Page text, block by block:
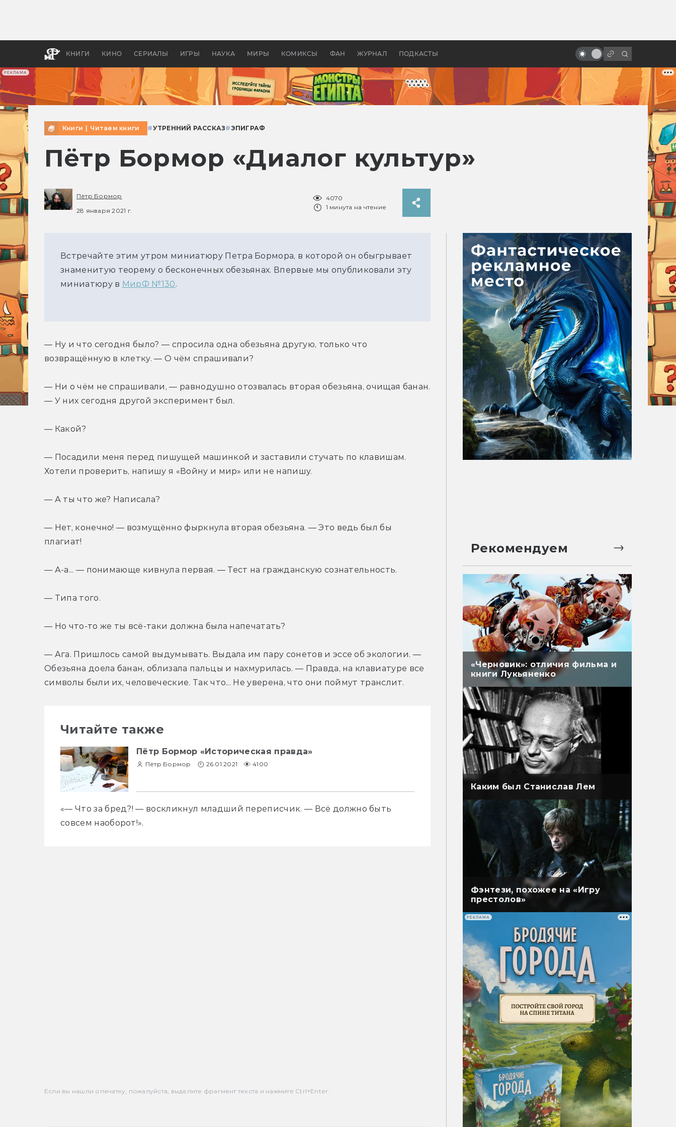
РЕКЛАМА
КНИГИ КИНО СЕРИАЛЫ ИГРЫ НАУКА МИРЫ КОМИКСЫ ФАН ЖУРНАЛ ПОДКАСТЫ
бы «Властелина колец»
Древней Грецией
комедиях
Книги Читаем книги #УТРЕННИЙ РАССКАЗ#ЭПИГРАФ
Пётр Бормор «Диалог культур»
Пётр Бормор
28 января 2021 г.
4070
1 минута на чтение
Встречайте этим утром миниатюру Петра Бормора, в которой он обыгрывает
знаменитую теорему о бесконечных обезьянах. Впервые мы опубликовали эту
миниатюру в МирФ №130.
— Ну и что сегодня было? — спросила одна обезьяна другую, только что
возвращённую в клетку. — О чём спрашивали?
— Ни о чём не спрашивали, — равнодушно отозвалась вторая обезьяна, очищая банан.
— У них сегодня другой эксперимент был.
— Какой?
— Посадили меня перед пишущей машинкой и заставили стучать по клавишам.
Хотели проверить, напишу я «Войну и мир» или не напишу.
— А ты что же? Написала?
— Нет, конечно! — возмущённо фыркнула вторая обезьяна. — Это ведь был бы
плагиат!
— А-а... — понимающе кивнула первая. — Тест на гражданскую сознательность.
— Типа того.
— Но что-то же ты всё-таки должна была напечатать?
— Ага. Пришлось самой выдумывать. Выдала им пару сонетов и эссе об экологии. —
Обезьяна доела банан, облизала пальцы и нахмурилась. — Правда, на клавиатуре все
символы были их, человеческие. Так что... Не уверена, что они поймут транслит.
Читайте также
Пётр Бормор «Историческая правда»
Пётр Бормор 26.01.2021 4100
«— Что за бред?! — воскликнул младший переписчик. — Всё должно быть
совсем наоборот!».
Если вы нашли опечатку, пожалуйста, выделите фрагмент текста и нажмите Ctrl+Enter.
Рекомендуем
«Черновик»: отличия фильма и
книги Лукьяненко
Каким был Станислав Лем
Фэнтези, похожее на «Игру
престолов»
РЕКЛАМА